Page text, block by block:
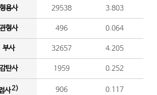
용사 29538 3.803
형사 496 0.064
부사 32657 4.205
탄사 1959 0.252
사2) 906 0.117